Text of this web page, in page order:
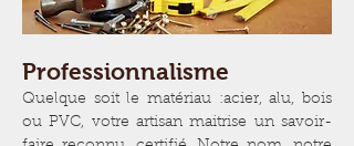
Professionnalisme
Quelque soit le matériau :acier, alu, bois
ou PVC, votre artisan maitrise un savoir-